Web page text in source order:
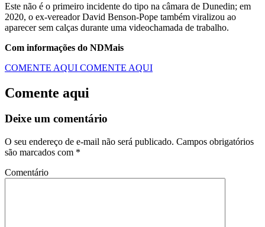
Este não é o primeiro incidente do tipo na câmara de Dunedin; em
2020, o ex-vereador David Benson-Pope também viralizou ao
aparecer sem calças durante uma videochamada de trabalho.
Com informações do NDMais
COMENTE AQUI COMENTE AQUI
Comente aqui
Deixe um comentário
O seu endereço de e-mail não será publicado. Campos obrigatórios
são marcados com *
Comentário